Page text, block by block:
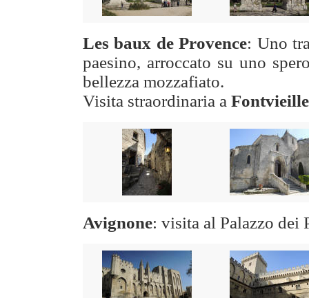
Les baux de Provence: Uno
paesino, arroccato su uno
bellezza mozzafiato.
Visita straordinaria a Fontvieille
Avignone: visita al Palazzo dei